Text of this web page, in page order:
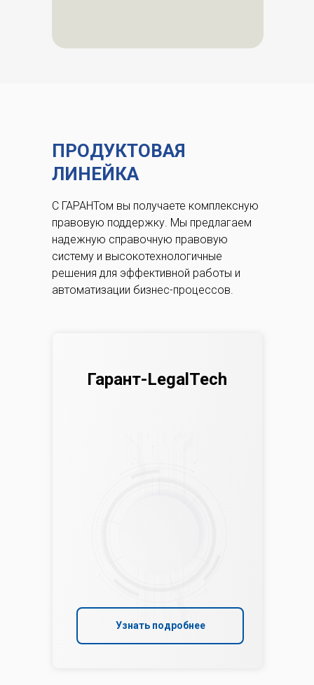
ПРОДУКТОВАЯ
ЛИНЕЙКА
С ГАРАНТом вы получаете комплексную
правовую поддержку. Мы предлагаем
надежную справочную правовую
систему и высокотехнологичные
решения для эффективной работы и
автоматизации бизнес-процессов.
Узнать подробнее
Гарант-LegalTech